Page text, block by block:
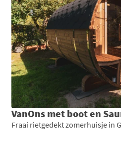
VanOns met boot en
Fraai rietgedekt zomerhuisje in